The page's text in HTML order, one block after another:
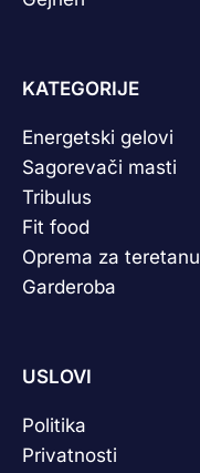
KATEGORIJE
Energetski gelovi
Sagorevači masti
Tribulus
Fit food
Oprema za teretanu
Garderoba
USLOVI
Politika
Privatnosti